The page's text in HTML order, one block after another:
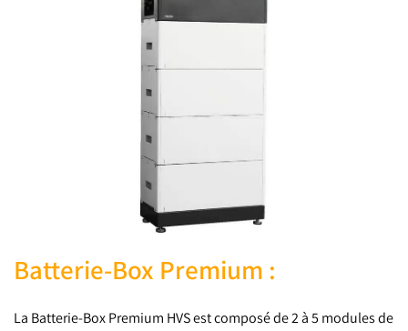
Batterie-Box Premium :
La Batterie-Box Premium HVS est composé de 2 à 5 modules de